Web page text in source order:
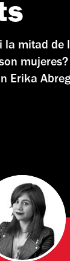
la mitad de
Erika